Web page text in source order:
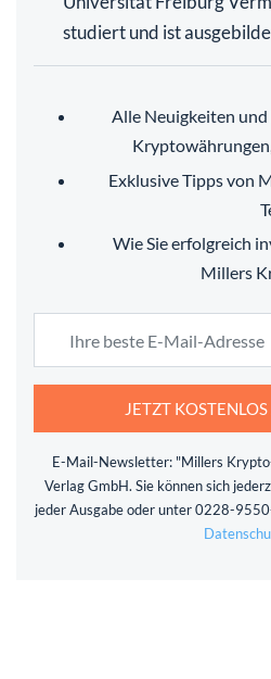
studiert und ist
Alle Neuigkeiten
Exklusive Tipps von
Wie Sie erfolgreich
Millers
JETZT
E-Mail-Newsletter: "Millers
Verlag GmbH. Sie können sich
jeder Ausgabe oder unter 0228-